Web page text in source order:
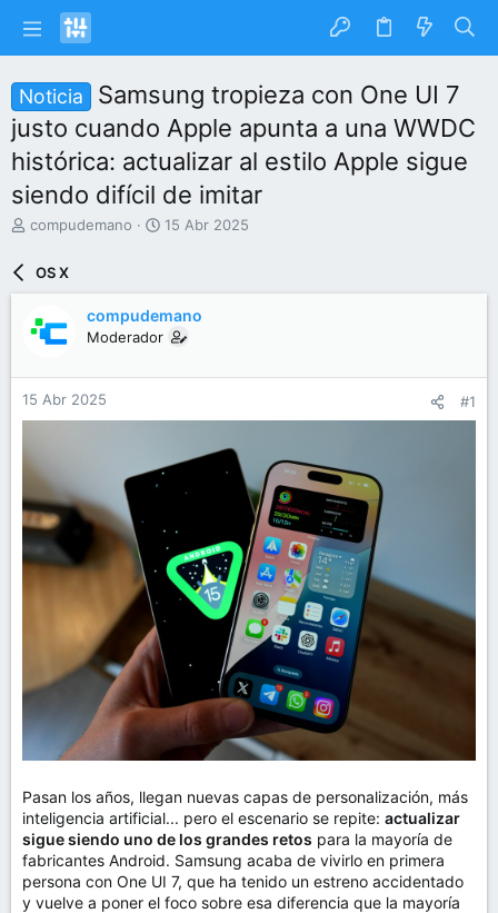
Noticia
Samsung tropieza con One UI 7
justo cuando Apple apunta a una WWDC
histórica: actualizar al estilo Apple sigue
siendo difícil de imitar
I
a
r
d
e
t
m
a
compudemano
F
d
e
n
c
o
15 Abr 2025
OS X
compudemano
Moderador
15 Abr 2025 #1
Pasan los años, llegan nuevas capas de personalización, más
inteligencia artificial... pero el escenario se repite: actualizar
sigue siendo uno de los grandes retos para la mayoría de
fabricantes Android. Samsung acaba de vivirlo en primera
persona con One UI 7, que ha tenido un estreno accidentado
y vuelve a poner el foco sobre esa diferencia que la mayoría